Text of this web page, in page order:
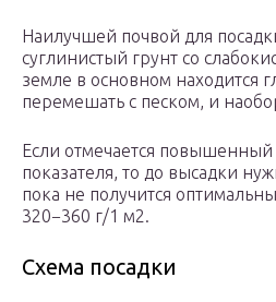
Наилучшей почвой для
суглинистый грунт со
земле в основном находится
перемешать с песком, и
Если отмечается
показателя, то до высадки
пока не получится
320−360 г/1 м2.
Схема посадки